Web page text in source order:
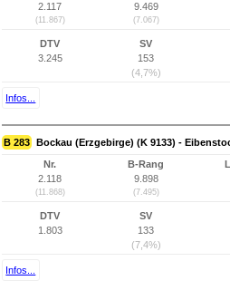
2.117
(11.867)
9.469
(7.067)
DTV
3.245
SV
153
(4,7%)
Infos...
B 283 Bockau (Erzgebirge) (K 9133) -
Nr.
2.118
(11.868)
B-Rang
9.898
(7.495)
DTV
1.803
SV
133
(7,4%)
Infos...